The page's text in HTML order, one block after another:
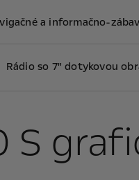
a informačno-
Rádio so 7" dotykovou
S